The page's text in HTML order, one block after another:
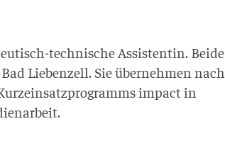
tech­­ni­­sche Assis­ten­tin. Bei­de
Lie­ben­zell. Sie über­neh­men nach
impact in